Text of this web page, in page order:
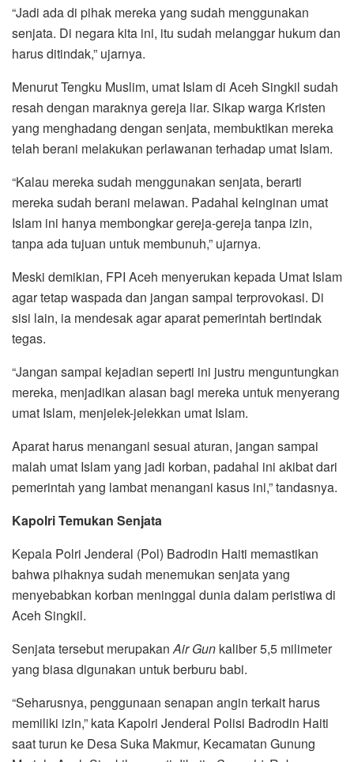
“Jadi ada di pihak mereka yang sudah menggunakan
senjata. Di negara kita ini, itu sudah melanggar hukum dan
harus ditindak,” ujarnya.
Menurut Tengku Muslim, umat Islam di Aceh Singkil sudah
resah dengan maraknya gereja liar. Sikap warga Kristen
yang menghadang dengan senjata, membuktikan mereka
telah berani melakukan perlawanan terhadap umat Islam.
“Kalau mereka sudah menggunakan senjata, berarti
mereka sudah berani melawan. Padahal keinginan umat
Islam ini hanya membongkar gereja-gereja tanpa izin,
tanpa ada tujuan untuk membunuh,” ujarnya.
Meski demikian, FPI Aceh menyerukan kepada Umat Islam
agar tetap waspada dan jangan sampai terprovokasi. Di
sisi lain, ia mendesak agar aparat pemerintah bertindak
tegas.
“Jangan sampai kejadian seperti ini justru menguntungkan
mereka, menjadikan alasan bagi mereka untuk menyerang
umat Islam, menjelek-jelekkan umat Islam.
Aparat harus menangani sesuai aturan, jangan sampai
malah umat Islam yang jadi korban, padahal ini akibat dari
pemerintah yang lambat menangani kasus ini,” tandasnya.
Kapolri Temukan Senjata
Kepala Polri Jenderal (Pol) Badrodin Haiti memastikan
bahwa pihaknya sudah menemukan senjata yang
menyebabkan korban meninggal dunia dalam peristiwa di
Aceh Singkil.
Senjata tersebut merupakanAir Gun kaliber 5,5 milimeter
yang biasa digunakan untuk berburu babi.
“Seharusnya, penggunaan senapan angin terkait harus
memiliki izin,” kata Kapolri Jenderal Polisi Badrodin Haiti
saat turun ke Desa Suka Makmur, Kecamatan Gunung